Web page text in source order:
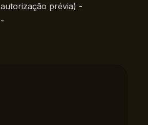
autorização prévia) -
-